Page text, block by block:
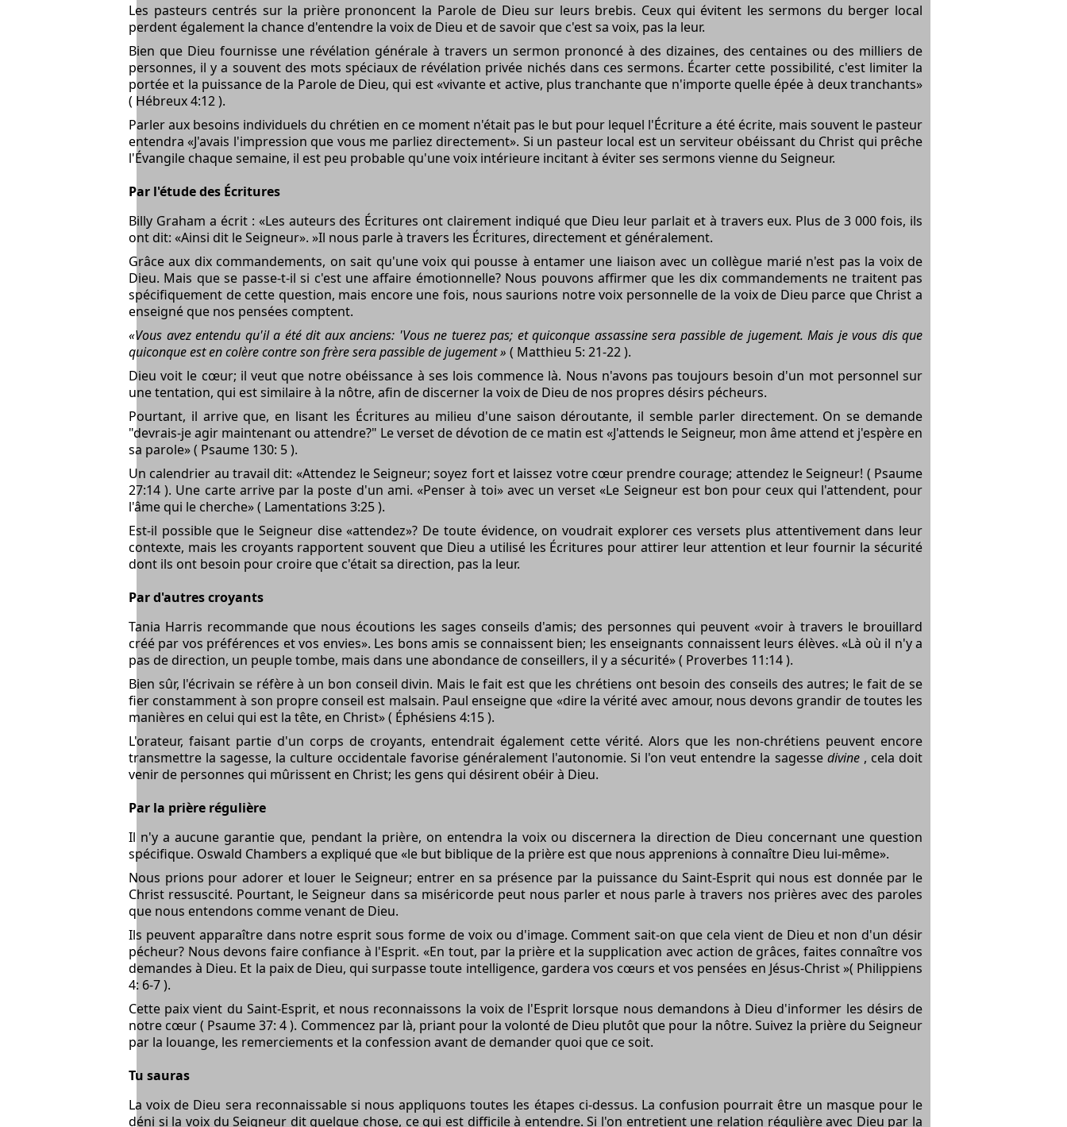
Les pasteurs centrés sur la prière prononcent la Parole de Dieu sur leurs brebis. Ceux qui évitent les sermons du berger local
perdent également la chance d'entendre la voix de Dieu et de savoir que c'est sa voix, pas la leur.
Bien que Dieu fournisse une révélation générale à travers un sermon prononcé à des dizaines, des centaines ou des milliers de
personnes, il y a souvent des mots spéciaux de révélation privée nichés dans ces sermons. Écarter cette possibilité, c'est limiter la
portée et la puissance de la Parole de Dieu, qui est «vivante et active, plus tranchante que n'importe quelle épée à deux tranchants»
( Hébreux 4:12 ).
Parler aux besoins individuels du chrétien en ce moment n'était pas le but pour lequel l'Écriture a été écrite, mais souvent le pasteur
entendra «J'avais l'impression que vous me parliez directement». Si un pasteur local est un serviteur obéissant du Christ qui prêche
l'Évangile chaque semaine, il est peu probable qu'une voix intérieure incitant à éviter ses sermons vienne du Seigneur.
Par l'étude des Écritures
Billy Graham a écrit : «Les auteurs des Écritures ont clairement indiqué que Dieu leur parlait et à travers eux. Plus de 3 000 fois, ils
ont dit: «Ainsi dit le Seigneur». »Il nous parle à travers les Écritures, directement et généralement.
Grâce aux dix commandements, on sait qu'une voix qui pousse à entamer une liaison avec un collègue marié n'est pas la voix de
Dieu. Mais que se passe-t-il si c'est une affaire émotionnelle? Nous pouvons affirmer que les dix commandements ne traitent pas
spécifiquement de cette question, mais encore une fois, nous saurions notre voix personnelle de la voix de Dieu parce que Christ a
enseigné que nos pensées comptent.
«Vous avez entendu qu'il a été dit aux anciens: 'Vous ne tuerez pas; et quiconque assassine sera passible de jugement. Mais je vous dis que
quiconque est en colère contre son frère sera passible de jugement » ( Matthieu 5: 21-22 ).
Dieu voit le cœur; il veut que notre obéissance à ses lois commence là. Nous n'avons pas toujours besoin d'un mot personnel sur
une tentation, qui est similaire à la nôtre, afin de discerner la voix de Dieu de nos propres désirs pécheurs.
Pourtant, il arrive que, en lisant les Écritures au milieu d'une saison déroutante, il semble parler directement. On se demande
"devrais-je agir maintenant ou attendre?" Le verset de dévotion de ce matin est «J'attends le Seigneur, mon âme attend et j'espère en
sa parole» ( Psaume 130: 5 ).
Un calendrier au travail dit: «Attendez le Seigneur; soyez fort et laissez votre cœur prendre courage; attendez le Seigneur! ( Psaume
27:14 ). Une carte arrive par la poste d'un ami. «Penser à toi» avec un verset «Le Seigneur est bon pour ceux qui l'attendent, pour
l'âme qui le cherche» ( Lamentations 3:25 ).
Est-il possible que le Seigneur dise «attendez»? De toute évidence, on voudrait explorer ces versets plus attentivement dans leur
contexte, mais les croyants rapportent souvent que Dieu a utilisé les Écritures pour attirer leur attention et leur fournir la sécurité
dont ils ont besoin pour croire que c'était sa direction, pas la leur.
Par d'autres croyants
Tania Harris recommande que nous écoutions les sages conseils d'amis; des personnes qui peuvent «voir à travers le brouillard
créé par vos préférences et vos envies». Les bons amis se connaissent bien; les enseignants connaissent leurs élèves. «Là où il n'y a
pas de direction, un peuple tombe, mais dans une abondance de conseillers, il y a sécurité» ( Proverbes 11:14 ).
Bien sûr, l'écrivain se réfère à un bon conseil divin. Mais le fait est que les chrétiens ont besoin des conseils des autres; le fait de se
fier constamment à son propre conseil est malsain. Paul enseigne que «dire la vérité avec amour, nous devons grandir de toutes les
manières en celui qui est la tête, en Christ» ( Éphésiens 4:15 ).
L'orateur, faisant partie d'un corps de croyants, entendrait également cette vérité. Alors que les non-chrétiens peuvent encore
transmettre la sagesse, la culture occidentale favorise généralement l'autonomie. Si l'on veut entendre la sagesse divine, cela doit
venir de personnes qui mûrissent en Christ; les gens qui désirent obéir à Dieu.
Par la prière régulière
Il n'y a aucune garantie que, pendant la prière, on entendra la voix ou discernera la direction de Dieu concernant une question
spécifique. Oswald Chambers a expliqué que «le but biblique de la prière est que nous apprenions à connaître Dieu lui-même».
Nous prions pour adorer et louer le Seigneur; entrer en sa présence par la puissance du Saint-Esprit qui nous est donnée par le
Christ ressuscité. Pourtant, le Seigneur dans sa miséricorde peut nous parler et nous parle à travers nos prières avec des paroles
que nous entendons comme venant de Dieu.
Ils peuvent apparaître dans notre esprit sous forme de voix ou d'image. Comment sait-on que cela vient de Dieu et non d'un désir
pécheur? Nous devons faire confiance à l'Esprit. «En tout, par la prière et la supplication avec action de grâces, faites connaître vos
demandes à Dieu. Et la paix de Dieu, qui surpasse toute intelligence, gardera vos cœurs et vos pensées en Jésus-Christ »( Philippiens
4: 6-7 ).
Cette paix vient du Saint-Esprit, et nous reconnaissons la voix de l'Esprit lorsque nous demandons à Dieu d'informer les désirs de
notre cœur ( Psaume 37: 4 ). Commencez par là, priant pour la volonté de Dieu plutôt que pour la nôtre. Suivez la prière du Seigneur
par la louange, les remerciements et la confession avant de demander quoi que ce soit.
Tu sauras
La voix de Dieu sera reconnaissable si nous appliquons toutes les étapes ci-dessus. La confusion pourrait être un masque pour le
déni si la voix du Seigneur dit quelque chose, ce qui est difficile à entendre. Si l'on entretient une relation régulière avec Dieu par la